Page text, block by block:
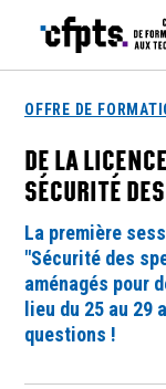
OFFRE DE
DE LA
SÉCURITÉ
La première
"Sécurité des
aménagés pour
lieu du 25 au 29
questions !